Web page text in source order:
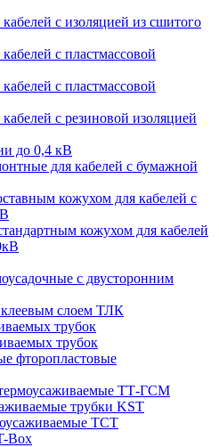
с изоляцией из сшитого
с пластмассовой
с пластмассовой
с резиновой изоляцией
до 0,4 кВ
для кабелей с бумажной
кожухом для кабелей с
кожухом для кабелей
с двусторонним
слоем ТЛК
трубок
трубок
фторопластовые
ТТ-ГСМ
трубки KST
ТСТ
Box